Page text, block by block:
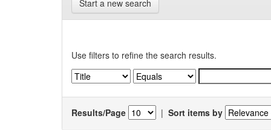
Start a new search
Use filters to refine the search results.
Results/Page | Sort items by